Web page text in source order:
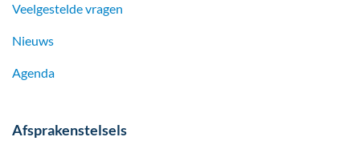
Veelgestelde vragen
Nieuws
Agenda
Afsprakenstelsels